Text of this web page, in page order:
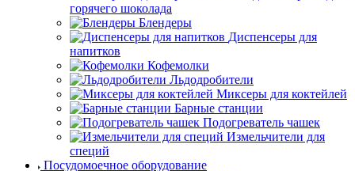
горячего шоколада
Блендеры
Диспенсеры для
напитков
Кофемолки
Льдодробители
Миксеры для коктейлей
Барные станции
Подогреватель чашек
Измельчители для
специй
Посудомоечное оборудование